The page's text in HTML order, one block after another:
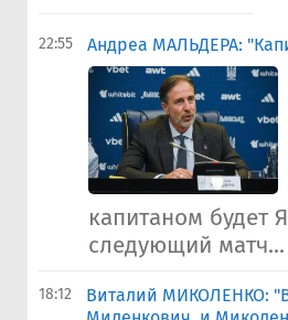
22:55 Андреа МАЛЬДЕРА:
капитаном будет
следующий матч...
18:12
Виталий МИКОЛЕНКО: